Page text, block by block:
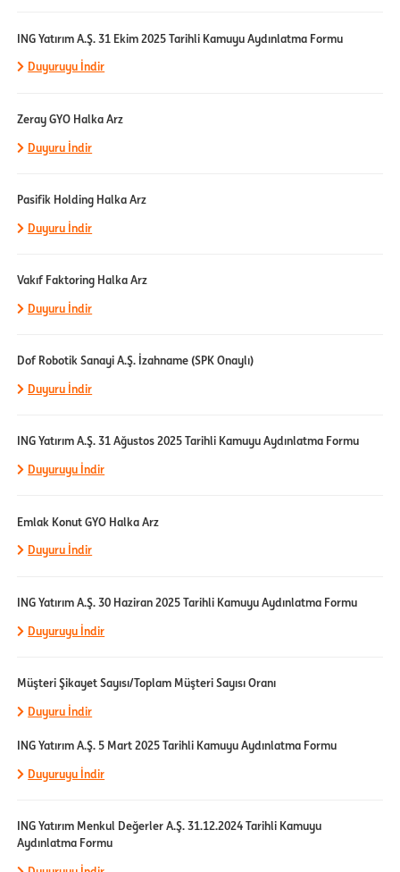
ING Yatırım A.Ş. 31 Ekim 2025 Tarihli Kamuyu Aydınlatma Formu
Duyuruyu İndir
Zeray GYO Halka Arz
Duyuru İndir
Pasifik Holding Halka Arz
Duyuru İndir
Vakıf Faktoring Halka Arz
Duyuru İndir
Dof Robotik Sanayi A.Ş. İzahname (SPK Onaylı)
Duyuru İndir
ING Yatırım A.Ş. 31 Ağustos 2025 Tarihli Kamuyu Aydınlatma Formu
Duyuruyu İndir
Emlak Konut GYO Halka Arz
Duyuru İndir
ING Yatırım A.Ş. 30 Haziran 2025 Tarihli Kamuyu Aydınlatma Formu
Duyuruyu İndir
Müşteri Şikayet Sayısı/Toplam Müşteri Sayısı Oranı
Duyuru İndir
ING Yatırım A.Ş. 5 Mart 2025 Tarihli Kamuyu Aydınlatma Formu
Duyuruyu İndir
ING Yatırım Menkul Değerler A.Ş. 31.12.2024 Tarihli Kamuyu
Aydınlatma Formu